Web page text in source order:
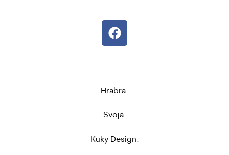
Hrabra.
Svoja.
Kuky Design.